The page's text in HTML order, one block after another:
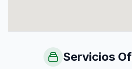
Servicios